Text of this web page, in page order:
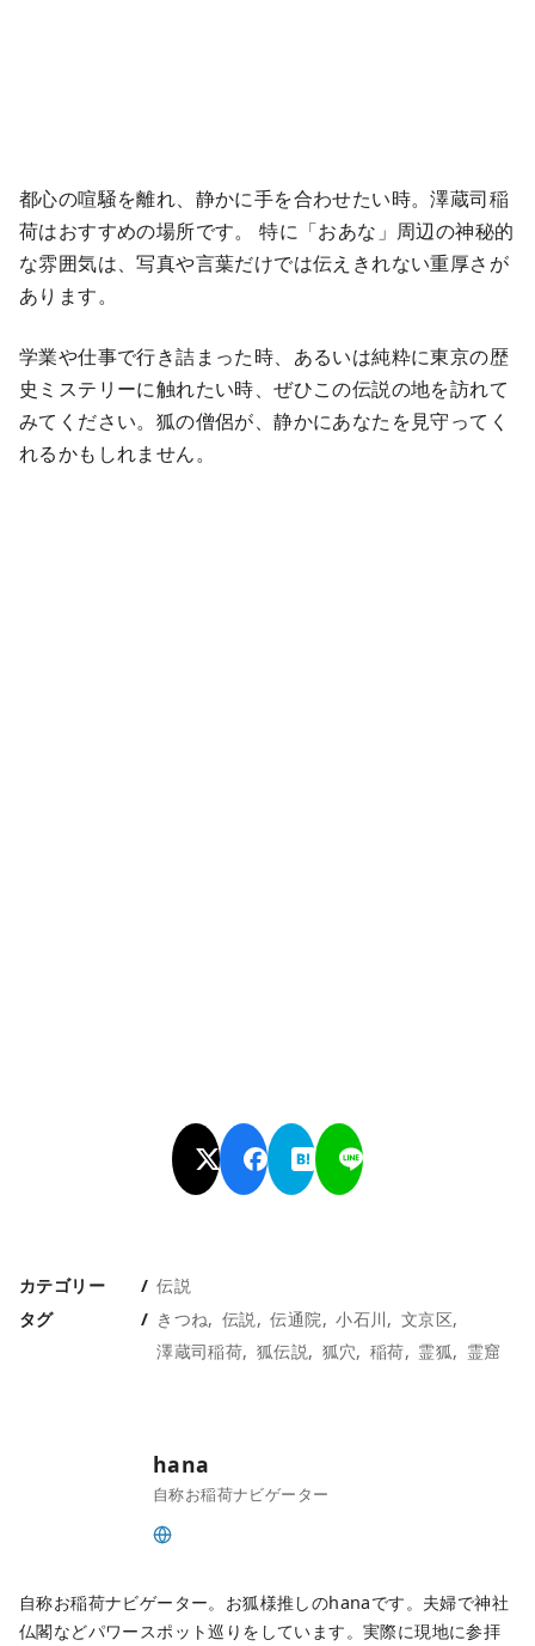
都心の喧騒を離れ、静かに手を合わせたい時。澤蔵司稲
荷はおすすめの場所です。 特に「おあな」周辺の神秘的
な雰囲気は、写真や言葉だけでは伝えきれない重厚さが
あります。
学業や仕事で行き詰まった時、あるいは純粋に東京の歴
史ミステリーに触れたい時、ぜひこの伝説の地を訪れて
みてください。狐の僧侶が、静かにあなたを見守ってく
れるかもしれません。
カテゴリー
伝説
タグ
きつね 伝説 伝通院 小石川
文京区
澤蔵司稲荷
狐伝説 狐穴 稲荷 霊狐 霊窟
hana
自称お稲荷ナビゲーター
自称お稲荷ナビゲーター。お狐様推しのhanaです。夫婦で神社
仏閣などパワースポット巡りをしています。実際に現地に参拝